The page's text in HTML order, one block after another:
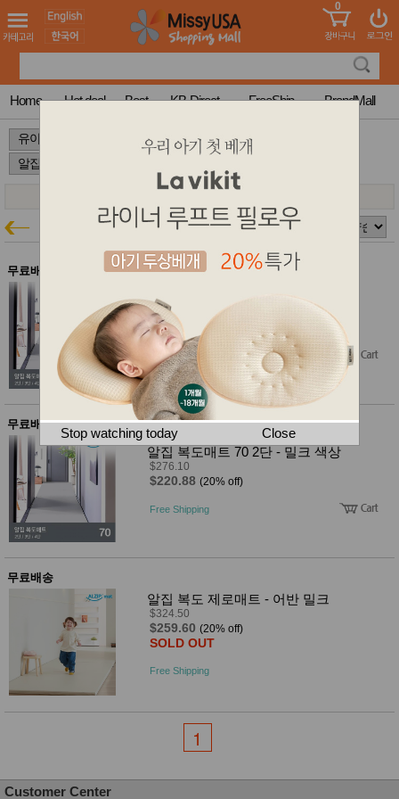
도 어린이
청소년
컬러링
북
한국학
습지
미국학
습지
건 홍삼전
드
건강보
조제품
기능성
건강식
품
Diet/여
성용품
뷰
메이크
업
헤어케
어/염색
바디케
어/향수
남성화
장품
전 주방가
건강가
전
방
명품식
기브랜
드
주방소
MissyShop
Login
0
Home Hot deal Best KB-Direct FreeShip BrandMall
Stop watching today Close
>
유아특가
무료배송
알집 복도매트 70 2단 - 그레이 색상
$276.10
$220.88 (20% off)
Free Shipping
무료배송
알집 복도매트 70 2단 - 밀크 색상
$276.10
$220.88 (20% off)
Free Shipping
무료배송
알집 복도 제로매트 - 어반 밀크
$324.50
$259.60 (20% off)
SOLD OUT
Free Shipping
1
Customer Center